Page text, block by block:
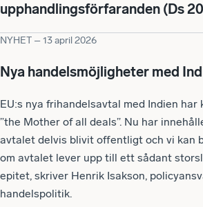
upphandlingsförfaranden (Ds
NYHET –13 april 2026
Nya handelsmöjligheter med
EU:s nya frihandelsavtal med Indien har
”the Mother of all deals”. Nu har
avtalet delvis blivit offentligt och vi kan
om avtalet lever upp till ett sådant
epitet, skriver Henrik Isakson,
handelspolitik.